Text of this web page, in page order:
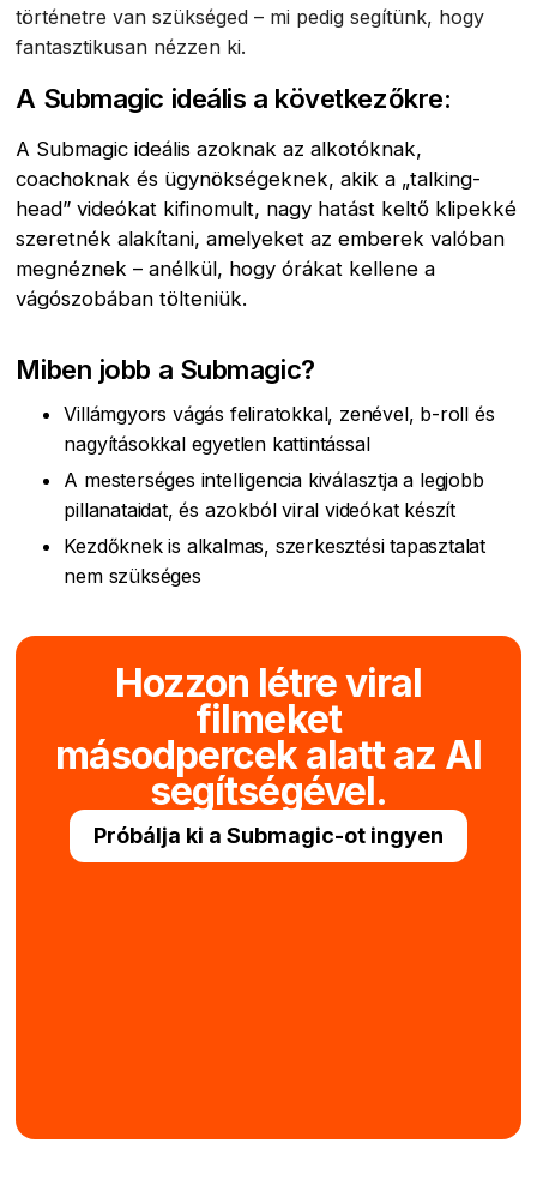
történetre van szükséged – mi pedig segítünk, hogy
fantasztikusan nézzen ki.
A Submagic ideális a következőkre:
A Submagic ideális azoknak az alkotóknak,
coachoknak és ügynökségeknek, akik a „talking-
head” videókat kifinomult, nagy hatást keltő klipekké
szeretnék alakítani, amelyeket az emberek valóban
megnéznek – anélkül, hogy órákat kellene a
vágószobában tölteniük.
Miben jobb a Submagic?
Villámgyors vágás feliratokkal, zenével, b-roll és
nagyításokkal egyetlen kattintással
A mesterséges intelligencia kiválasztja a legjobb
pillanataidat, és azokból viral videókat készít
Kezdőknek is alkalmas, szerkesztési tapasztalat
nem szükséges
Hozzon létre viral
filmeket
másodpercek alatt az AI
segítségével.
Próbálja ki a Submagic-ot ingyen